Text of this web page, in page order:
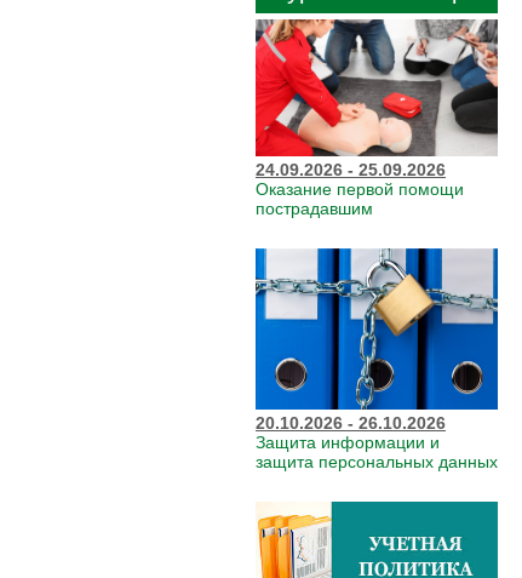
24.09.2026 - 25.09.2026
Оказание первой помощи
пострадавшим
20.10.2026 - 26.10.2026
Защита информации и
защита персональных данных